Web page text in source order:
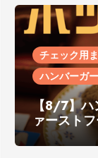
チェック用
ハンバーガ
【8/7】ハ
ァースト